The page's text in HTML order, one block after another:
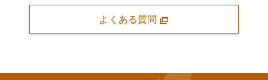
よくある質問